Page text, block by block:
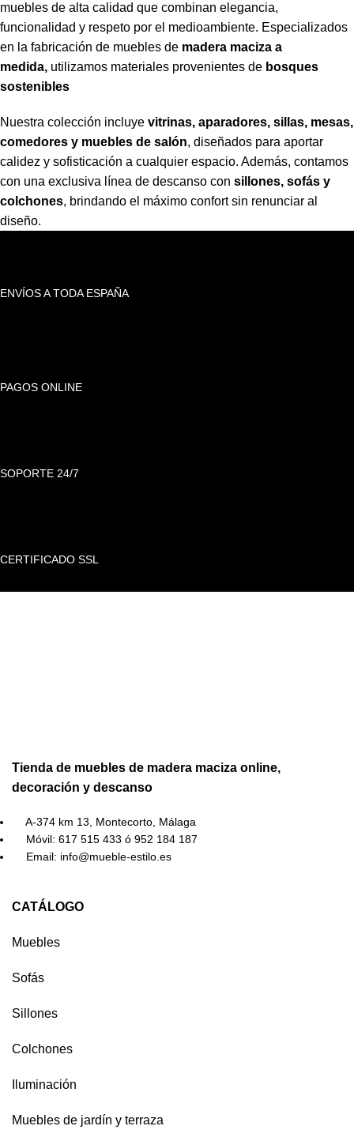
muebles de alta calidad que combinan elegancia,
funcionalidad y respeto por el medioambiente. Especializados
en la fabricación de muebles de madera maciza a
medida, utilizamos materiales provenientes de bosques
sostenibles
Nuestra colección incluye vitrinas, aparadores, sillas, mesas,
comedores y muebles de salón, diseñados para aportar
calidez y sofisticación a cualquier espacio. Además, contamos
con una exclusiva línea de descanso con sillones, sofás y
colchones, brindando el máximo confort sin renunciar al
diseño.
ENVÍOS A TODA ESPAÑA
PAGOS ONLINE
SOPORTE 24/7
CERTIFICADO SSL
Tienda de muebles de madera maciza online,
decoración y descanso
A-374 km 13, Montecorto, Málaga
Móvil: 617 515 433 ó 952 184 187
Email: info@mueble-estilo.es
CATÁLOGO
Muebles
Sofás
Sillones
Colchones
Iluminación
Muebles de jardín y terraza